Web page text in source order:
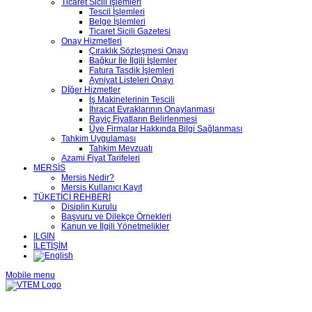
Ticaret Sicili İşlemleri
Tescil İşlemleri
Belge İşlemleri
Ticaret Sicili Gazetesi
Onay Hizmetleri
Çıraklık Sözleşmesi Onayı
Bağkur İle İlgili İşlemler
Fatura Tasdik İşlemleri
Ayniyat Listeleri Onayı
Dİğer Hizmetler
İş Makinelerinin Tescili
İhracat Evraklarının Onaylanması
Rayiç Fiyatların Belirlenmesi
Üye Firmalar Hakkında Bilgi Sağlanması
Tahkim Uygulaması
Tahkim Mevzuatı
Azami Fiyat Tarifeleri
MERSİS
Mersis Nedir?
Mersis Kullanıcı Kayıt
TÜKETİCİ REHBERİ
Disiplin Kurulu
Başvuru ve Dilekçe Örnekleri
Kanun ve İlgili Yönetmelikler
ILGIN
İLETİŞİM
Mobile menu